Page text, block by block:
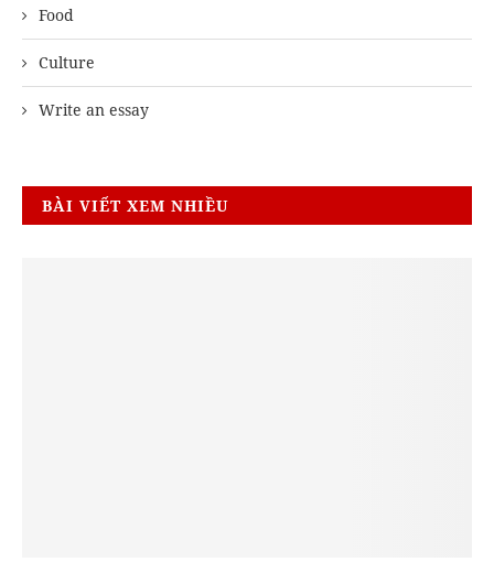
Food
Culture
Write an essay
BÀI VIẾT XEM NHIỀU